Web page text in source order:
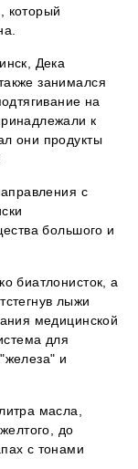
который
Дека
занимался
на
к
они продукты
с
большого и
биатлонисток, а
лыжи
медицинской
для
и
масла,
до
с тонами